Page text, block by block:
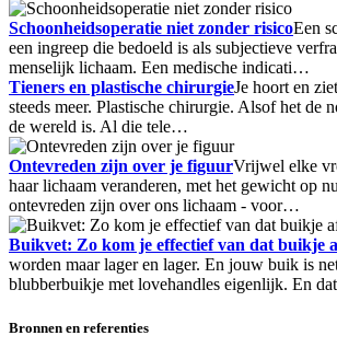
Schoonheidsoperatie niet zonder risicoEen
een ingreep die bedoeld is als subjectieve
menselijk lichaam. Een medische indicati…
Tieners en plastische chirurgieJe hoort en
steeds meer. Plastische chirurgie. Alsof het de
de wereld is. Al die tele…
Ontevreden zijn over je figuurVrijwel elke
haar lichaam veranderen, met het gewicht op
ontevreden zijn over ons lichaam - voor…
Buikvet: Zo kom je effectief van dat buikje
worden maar lager en lager. En jouw buik is
blubberbuikje met lovehandles eigenlijk. En
Bronnen en referenties